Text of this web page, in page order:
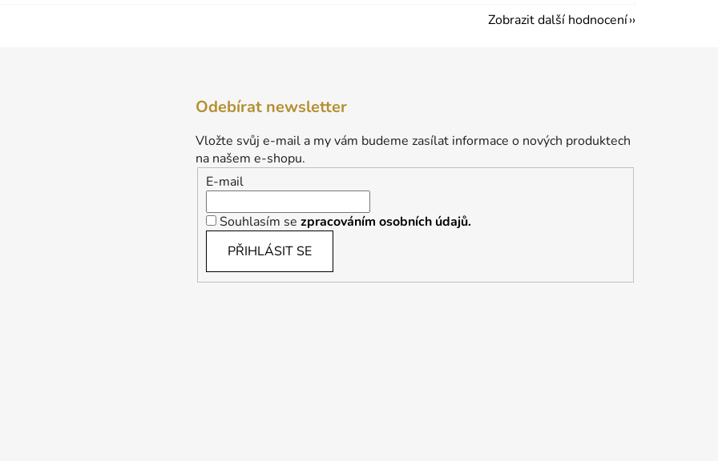
Zobrazit další hodnocení
Odebírat newsletter
Vložte svůj e-mail a my vám budeme zasílat informace o nových produktech
na našem e-shopu.
E-mail
Souhlasím se zpracováním osobních údajů.
PŘIHLÁSIT SE